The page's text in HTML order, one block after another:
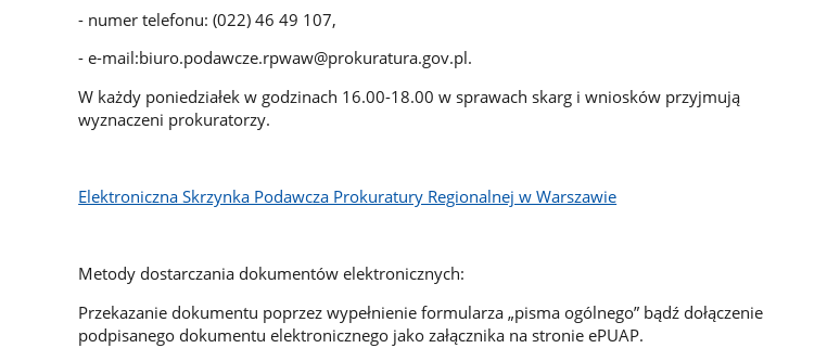
- numer telefonu: (022) 46 49 107,
- e-mail:biuro.podawcze.rpwaw@prokuratura.gov.pl.
W każdy poniedziałek w godzinach 16.00-18.00 w sprawach skarg i wniosków przyjmują
wyznaczeni prokuratorzy.
Elektroniczna Skrzynka Podawcza Prokuratury Regionalnej w Warszawie
Metody dostarczania dokumentów elektronicznych:
Przekazanie dokumentu poprzez wypełnienie formularza „pisma ogólnego” bądź dołączenie
podpisanego dokumentu elektronicznego jako załącznika na stronie ePUAP.